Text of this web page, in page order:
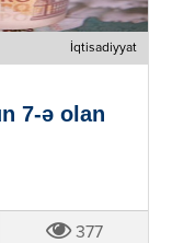
İqtisadiyyat
7-ə olan
377